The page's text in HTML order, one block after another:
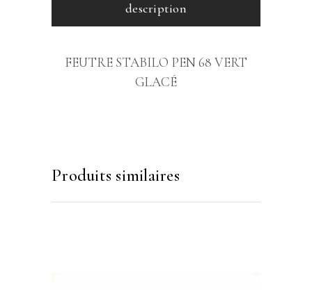
description
FEUTRE STABILO PEN 68 VERT
GLACÉ
Produits similaires